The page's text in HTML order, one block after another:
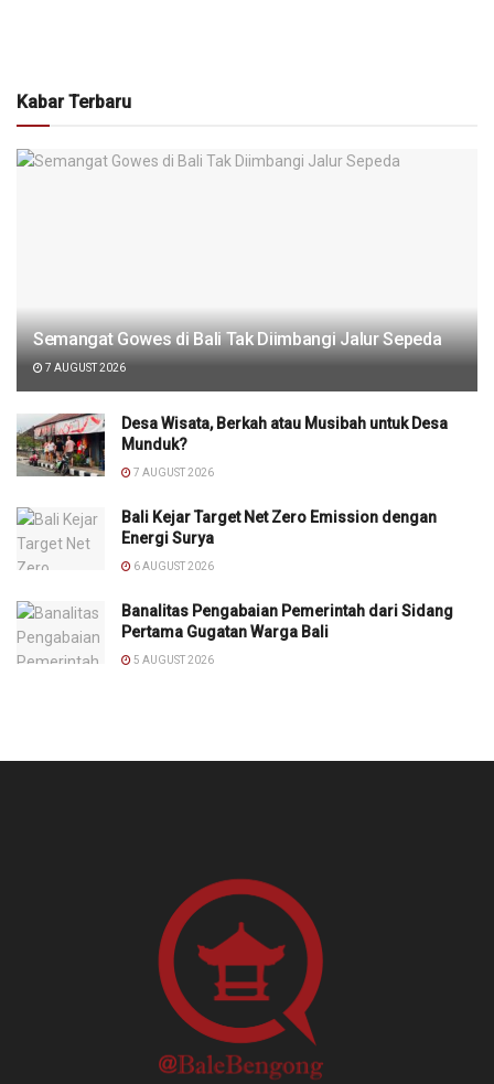
Kabar Terbaru
Semangat Gowes di Bali Tak Diimbangi Jalur Sepeda
7 AUGUST 2026
Desa Wisata, Berkah atau Musibah untuk Desa
Munduk?
7 AUGUST 2026
Bali Kejar Target Net Zero Emission dengan
Energi Surya
6 AUGUST 2026
Banalitas Pengabaian Pemerintah dari Sidang
Pertama Gugatan Warga Bali
5 AUGUST 2026